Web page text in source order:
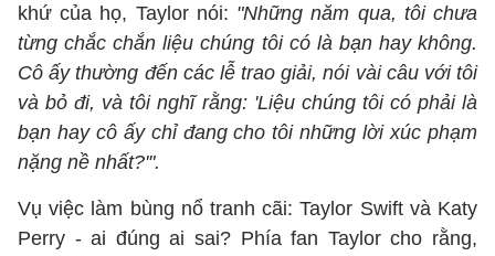
khứ của họ, Taylor nói: "Những năm qua, tôi chưa
từng chắc chắn liệu chúng tôi có là bạn hay không.
Cô ấy thường đến các lễ trao giải, nói vài câu với tôi
và bỏ đi, và tôi nghĩ rằng: 'Liệu chúng tôi có phải là
bạn hay cô ấy chỉ đang cho tôi những lời xúc phạm
nặng nề nhất?'".
Vụ việc làm bùng nổ tranh cãi: Taylor Swift và Katy
Perry - ai đúng ai sai? Phía fan Taylor cho rằng,